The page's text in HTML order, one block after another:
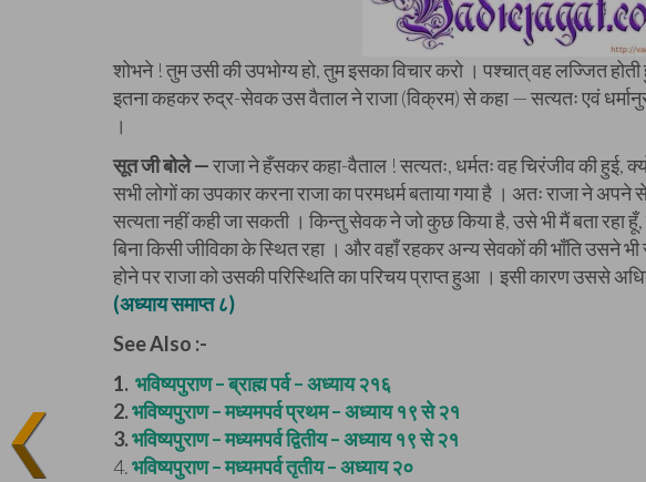
शोभने ! तुम उसी की उपभोग्य हो, तुम इसका विचार करो । पश्चात् वह लज्जित
इतना कहकर रुद्र-सेवक उस वैताल ने राजा (विक्रम) से कहा — सत्यतः एवं
।
सूत जी बोले —राजा ने हँसकर कहा-वैताल ! सत्यतः, धर्मतः वह चिरंजीव की हुई,
सभी लोगों का उपकार करना राजा का परमधर्म बताया गया है । अतः राजा ने
सत्यता नहीं कही जा सकती । किन्तु सेवक ने जो कुछ किया है, उसे भी मैं बता रहा
बिना किसी जीविका के स्थित रहा । और वहाँ रहकर अन्य सेवकों की भाँति उसने
होने पर राजा को उसकी परिस्थिति का परिचय प्राप्त हुआ । इसी कारण उससे
(अध्याय समाप्त ८)
See Also :-
1. भविष्यपुराण – ब्राह्म पर्व – अध्याय २१६
2.भविष्यपुराण – मध्यमपर्व प्रथम – अध्याय १९ से २१
3.भविष्यपुराण – मध्यमपर्व द्वितीय – अध्याय १९ से २१
4.भविष्यपुराण – मध्यमपर्व तृतीय – अध्याय २०